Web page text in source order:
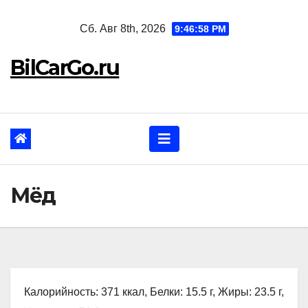
Сб. Авг 8th, 2026 9:46:59 PM
BilCarGo.ru
Мёд
Калорийность: 371 ккал, Белки: 15.5 г, Жиры: 23.5 г,